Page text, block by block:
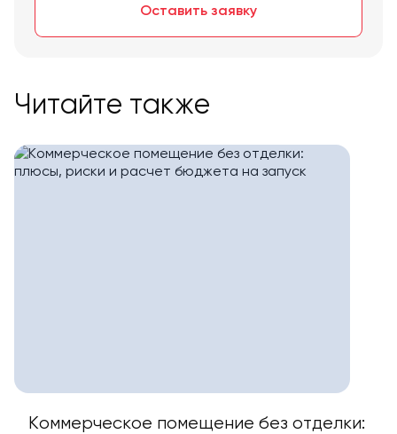
Оставить заявку
Читайте также
Коммерческое помещение без отделки: